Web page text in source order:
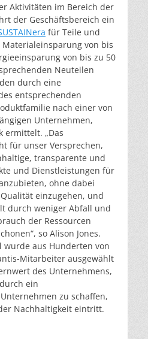
Aktivitäten im Bereich der
der Geschäftsbereich ein
für Teile und
von bis
von bis zu 50
Neuteilen
durch eine
entsprechenden
nach einer von
Unternehmen,
ermittelt. „Das
für unser Versprechen,
transparente und
und Dienstleistungen für
ohne dabei
einzugehen, und
durch weniger Abfall und
der Ressourcen
so Alison Jones.
wurde aus Hunderten von
Mitarbeiter ausgewählt
des Unternehmens,
ein
zu schaffen,
Nachhaltigkeit eintritt.